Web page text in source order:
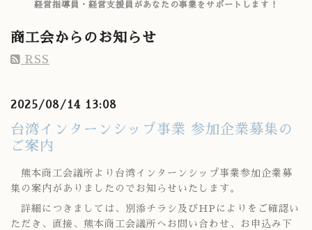
経営指導員・経営支援員があなたの事業をサポートします！
商工会からのお知らせ
RSS
2025/08/14 13:08
台湾インターンシップ事業 参加企業募集の
ご案内
熊本商工会議所より台湾インターンシップ事業参加企業募
集の案内がありましたのでお知らせいたします。
詳細につきましては、別添チラシ及びHPによりをご確認い
ただき、直接、熊本商工会議所へお問い合わせ、お申込み下